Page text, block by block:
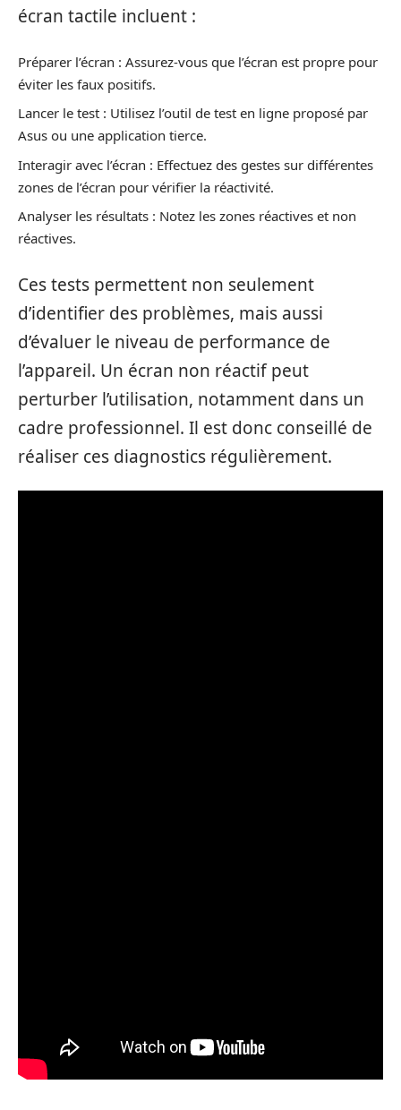
écran tactile incluent :
Préparer l’écran : Assurez-vous que l’écran est propre pour
éviter les faux positifs.
Lancer le test : Utilisez l’outil de test en ligne proposé par
Asus ou une application tierce.
Interagir avec l’écran : Effectuez des gestes sur différentes
zones de l’écran pour vérifier la réactivité.
Analyser les résultats : Notez les zones réactives et non
réactives.
Ces tests permettent non seulement
d’identifier des problèmes, mais aussi
d’évaluer le niveau de performance de
l’appareil. Un écran non réactif peut
perturber l’utilisation, notamment dans un
cadre professionnel. Il est donc conseillé de
réaliser ces diagnostics régulièrement.